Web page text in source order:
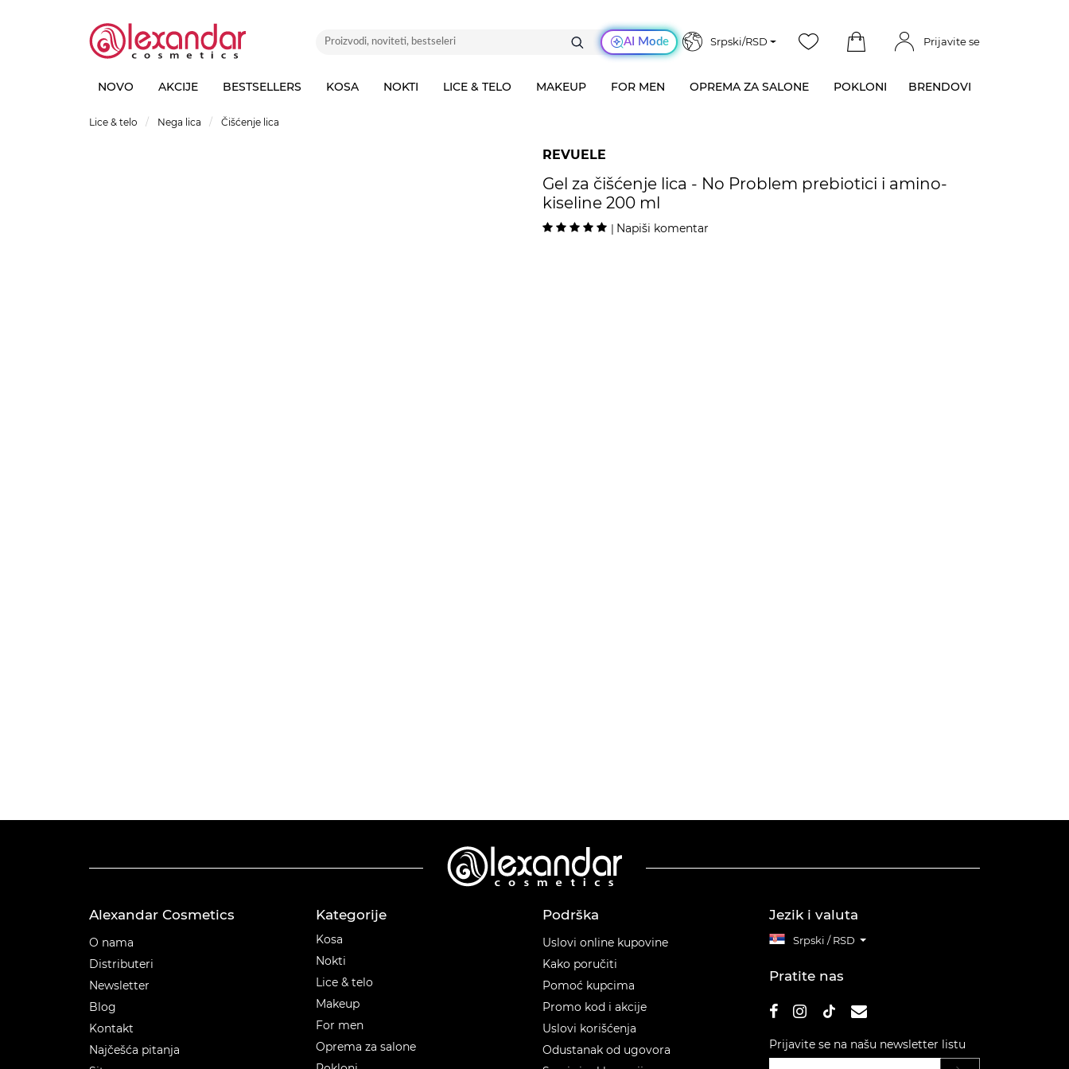
AI Mode Srpski/RSD Prijavite se
NOVO AKCIJE BESTSELLERS KOSA NOKTI LICE & TELO MAKEUP FOR MEN OPREMA ZA SALONE POKLONI BRENDOVI
Lice & telo Nega lica Čišćenje lica
REVUELE
Gel za čišćenje lica - No Problem prebiotici i amino-
kiseline 200 ml
| Napiši komentar
Alexandar Cosmetics
O nama
Distributeri
Newsletter
Blog
Kontakt
Najčešća pitanja
Kategorije
Kosa
Nokti
Lice & telo
Makeup
For men
Oprema za salone
Podrška
Uslovi online kupovine
Kako poručiti
Pomoć kupcima
Promo kod i akcije
Uslovi korišćenja
Odustanak od ugovora
Jezik i valuta
Srpski / RSD
Pratite nas
Prijavite se na našu newsletter listu